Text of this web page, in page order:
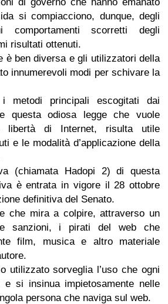
si compiacciono, dunque, degli
comportamenti scorretti degli
risultati ottenuti.
è ben diversa e gli utilizzatori della
innumerevoli modi per schivare la
metodi principali escogitati dai
questa odiosa legge che vuole
di Internet, risulta utile
e le modalità d’applicazione della
(chiamata Hadopi 2) di questa
è entrata in vigore il 28 ottobre
definitiva del Senato.
che mira a colpire, attraverso un
sanzioni, i pirati del web che
film, musica e altro materiale
utilizzato sorveglia l’uso che ogni
si insinua impietosamente nelle
persona che naviga sul web.